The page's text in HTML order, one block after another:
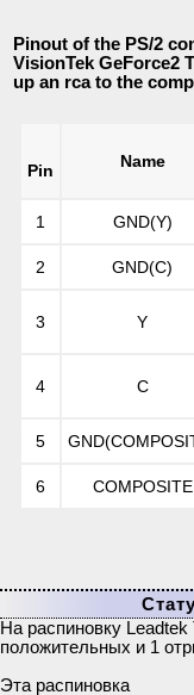
Pinout of the PS/2
VisionTek GeForce2
up an rca to the
Pin Name
1 GND(Y)
2 GND(C)
3 Y
4 C
5
6 COMPOSITE
На распиновку
положительных и 1
Эта распиновка